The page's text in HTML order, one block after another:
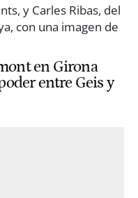
en Girona
entre Geis y